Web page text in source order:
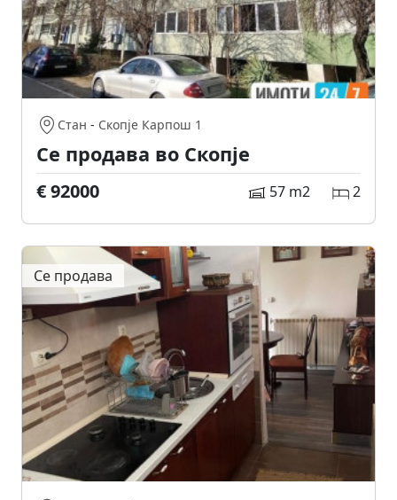
Стан - Скопје Карпош 1
Се продава во Скопје
€ 92000 57 m2 2
Се продава